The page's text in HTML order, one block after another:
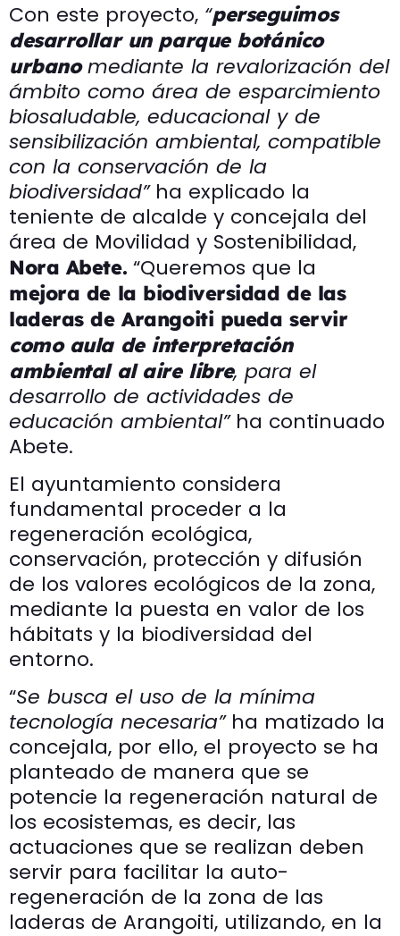
Con este proyecto, “perseguimos
desarrollar un parque botánico
urbanomediante la revalorización del
ámbito como área de esparcimiento
biosaludable, educacional y de
sensibilización ambiental, compatible
con la conservación de la
biodiversidad”ha explicado la
teniente de alcalde y concejala del
área de Movilidad y Sostenibilidad,
Nora Abete. “Queremos que la
mejora de la biodiversidad de las
laderas de Arangoiti pueda servir
como aula de interpretación
ambiental al aire libre, para el
desarrollo de actividades de
educación ambiental”ha continuado
Abete.
El ayuntamiento considera
fundamental proceder a la
regeneración ecológica,
conservación, protección y difusión
de los valores ecológicos de la zona,
mediante la puesta en valor de los
hábitats y la biodiversidad del
entorno.
“Se busca el uso de la mínima
tecnología necesaria”ha matizado la
concejala, por ello, el proyecto se ha
planteado de manera que se
potencie la regeneración natural de
los ecosistemas, es decir, las
actuaciones que se realizan deben
servir para facilitar la auto-
regeneración de la zona de las
laderas de Arangoiti, utilizando, en la